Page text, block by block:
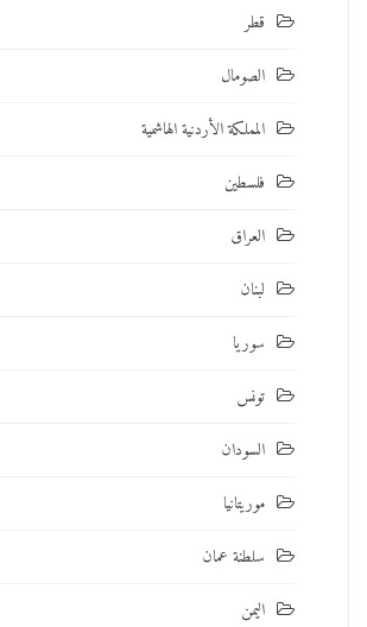
قطر
الصومال
المملكة الأردنية الهاشمية
فلسطين
العراق
لبنان
سوريا
تونس
السودان
موريتانيا
سلطنة عمان
اليمن